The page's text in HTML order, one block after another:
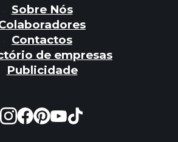
Sobre Nós
Contactos
de empresas
Publicidade